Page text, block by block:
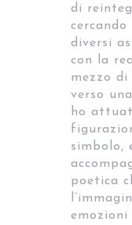
di
diversi
con la
mezzo
verso
ho
simbolo,
poetica
emozioni